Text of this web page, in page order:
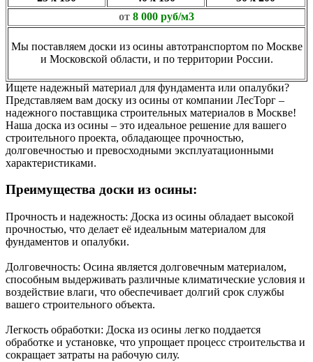
от 8 000 руб/м3
Мы поставляем доски из осины автотранспортом по Москве
и Московской области, и по территории России.
Ищете надежный материал для фундамента или опалубки?
Представляем вам доску из осины от компании ЛесТорг –
надежного поставщика строительных материалов в Москве!
Наша доска из осины – это идеальное решение для вашего
строительного проекта, обладающее прочностью,
долговечностью и превосходными эксплуатационными
характеристиками.
Преимущества доски из осины:
Прочность и надежность: Доска из осины обладает высокой
прочностью, что делает её идеальным материалом для
фундаментов и опалубки.
Долговечность: Осина является долговечным материалом,
способным выдерживать различные климатические условия и
воздействие влаги, что обеспечивает долгий срок службы
вашего строительного объекта.
Легкость обработки: Доска из осины легко поддается
обработке и установке, что упрощает процесс строительства и
сокращает затраты на рабочую силу.